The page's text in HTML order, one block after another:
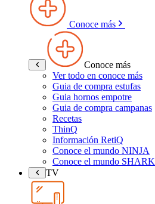
Conoce más
Conoce más
Ver todo en conoce más
Guia de compra estufas
Guia hornos empotre
Guia de compra campanas
Recetas
ThinQ
Información RetiQ
Conoce el mundo NINJA
Conoce el mundo SHARK
TV